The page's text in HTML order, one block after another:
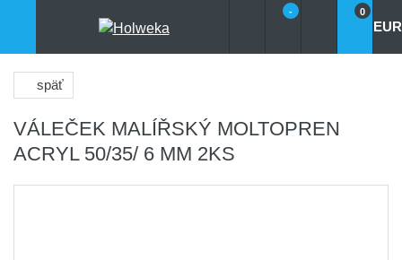
- 0
EUR
späť
VÁLEČEK MALÍŘSKÝ MOLTOPREN
ACRYL 50/35/ 6 MM 2KS